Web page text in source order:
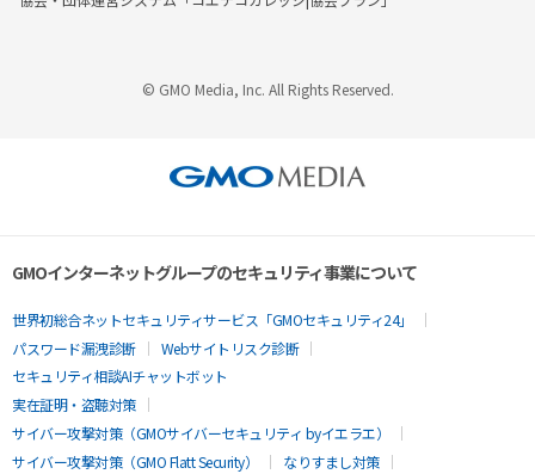
© GMO Media, Inc. All Rights Reserved.
GMOインターネットグループのセキュリティ事業について
世界初総合ネットセキュリティサービス「GMOセキュリティ24」
パスワード漏洩診断
Webサイトリスク診断
セキュリティ相談AIチャットボット
実在証明・盗聴対策
サイバー攻撃対策（GMOサイバーセキュリティ byイエラエ）
サイバー攻撃対策（GMO Flatt Security）
なりすまし対策